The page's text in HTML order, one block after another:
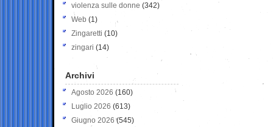
violenza sulle donne (342)
Web (1)
Zingaretti (10)
zingari (14)
Archivi
Agosto 2026 (160)
Luglio 2026 (613)
Giugno 2026 (545)